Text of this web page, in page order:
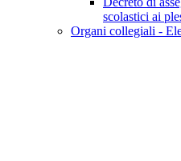
scolastici ai
Organi collegiali -